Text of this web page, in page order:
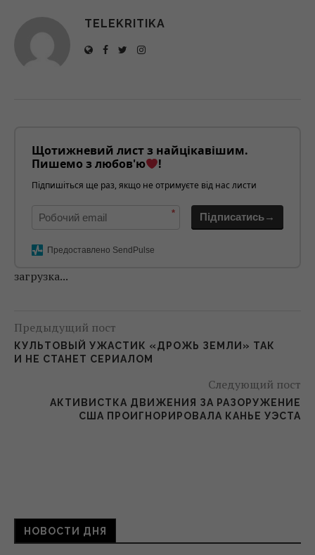
TELEKRITIKA
Щотижневий лист з найцікавішим.
Пишемо з любов'ю
!
Підпишіться ще раз, якщо не отримуєте від нас листи
* Підписатись→
Предоставлено SendPulse
загрузка...
Предыдущий пост
КУЛЬТОВЫЙ УЖАСТИК «ДРОЖЬ ЗЕМЛИ» ТАК
И НЕ СТАНЕТ СЕРИАЛОМ
Следующий пост
АКТИВИСТКА ДВИЖЕНИЯ ЗА РАЗОРУЖЕНИЕ
США ПРОИГНОРИРОВАЛА КАНЬЕ УЭСТА
НОВОСТИ ДНЯ